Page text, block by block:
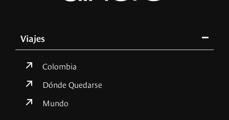
Viajes
Colombia
Dónde Quedarse
Mundo